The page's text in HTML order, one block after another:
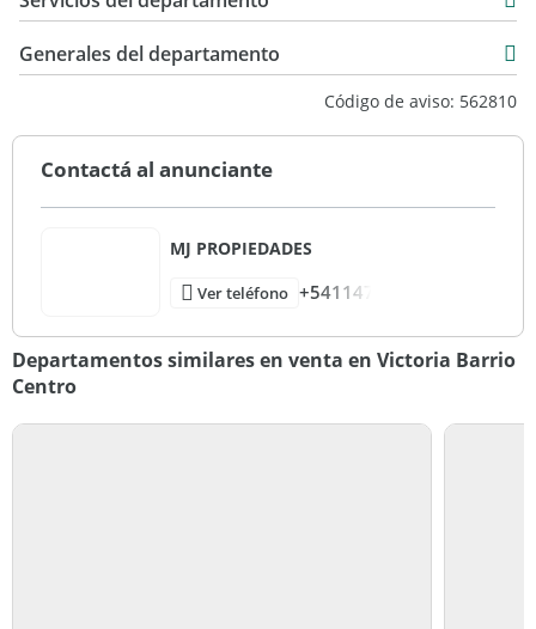
Generales del departamento
Código de aviso: 562810
Contactá al anunciante
MJ PROPIEDADES
Ver teléfono +541147
Departamentos similares en venta en Victoria Barrio
Centro